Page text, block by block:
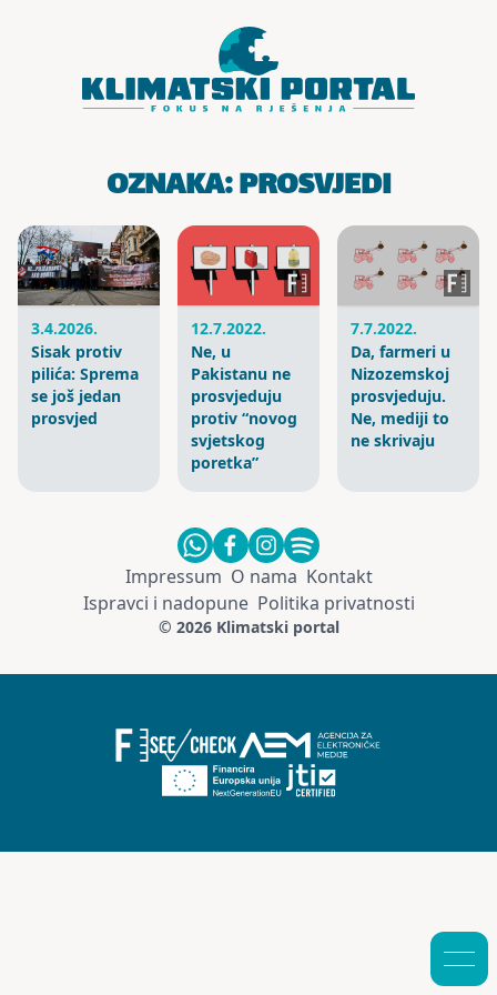
OZNAKA:PROSVJEDI
3.4.2026.
Sisak protiv
pilića: Sprema
se još jedan
prosvjed
12.7.2022.
Ne, u
Pakistanu ne
prosvjeduju
protiv “novog
svjetskog
poretka”
7.7.2022.
Da, farmeri u
Nizozemskoj
prosvjeduju.
Ne, mediji to
ne skrivaju
Impressum O nama Kontakt
Ispravci i nadopune Politika privatnosti
© 2026 Klimatski portal